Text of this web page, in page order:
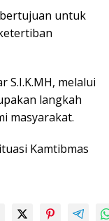
untuk
S.I.K.MH, melalui
langkah
masyarakat.
Kamtibmas